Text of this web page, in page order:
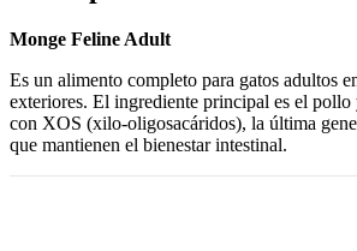
Monge Feline Adult
Es un alimento completo para gatos adultos
exteriores. El ingrediente principal es el pollo
con XOS (xilo-oligosacáridos), la última
que mantienen el bienestar intestinal.